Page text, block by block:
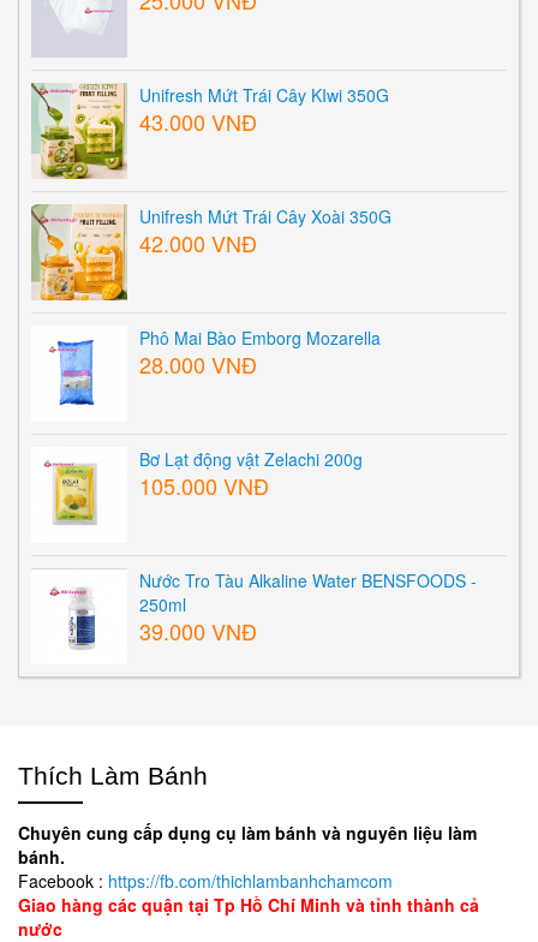
Unifresh Mứt Trái Cây KIwi 350G
43.000 VNĐ
Unifresh Mứt Trái Cây Xoài 350G
42.000 VNĐ
Phô Mai Bào Emborg Mozarella
28.000 VNĐ
Bơ Lạt động vật Zelachi 200g
105.000 VNĐ
Nước Tro Tàu Alkaline Water BENSFOODS -
250ml
39.000 VNĐ
Thích Làm Bánh
Chuyên cung cấp dụng cụ làm bánh và nguyên liệu làm
bánh.
Facebook : https://fb.com/thichlambanhchamcom
Giao hàng các quận tại Tp Hồ Chí Minh và tỉnh thành cả
nước